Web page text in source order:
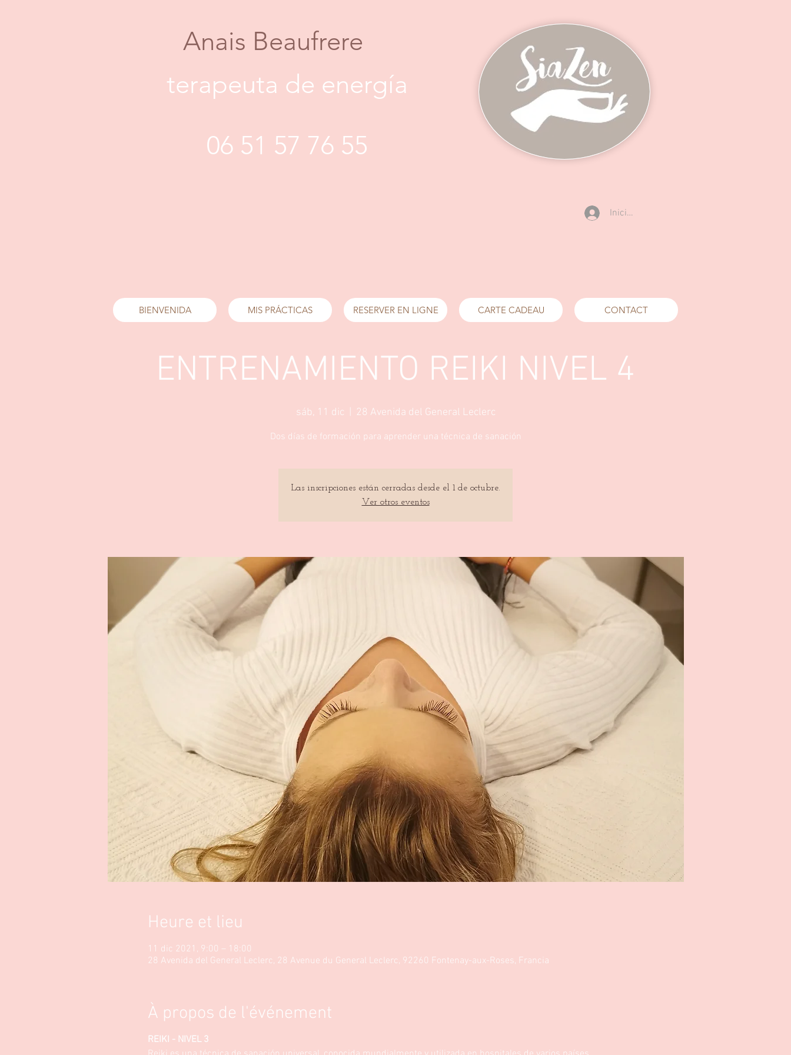
Anais Beaufrere
terapeuta de energía
06 51 57 76 55
Iniciar sesión
BIENVENIDA MIS PRÁCTICAS RESERVER EN LIGNE CARTE CADEAU CONTACT
ENTRENAMIENTO REIKI NIVEL 4
sáb, 11 dic 28 Avenida del General Leclerc
Dos días de formación para aprender una técnica de sanación
Las inscripciones están cerradas desde el 1 de octubre.
Ver otros eventos
Heure et lieu
11 dic 2021, 9:00 – 18:00
28 Avenida del General Leclerc, 28 Avenue du General Leclerc, 92260 Fontenay-aux-Roses, Francia
À propos de l'événement
REIKI - NIVEL 3